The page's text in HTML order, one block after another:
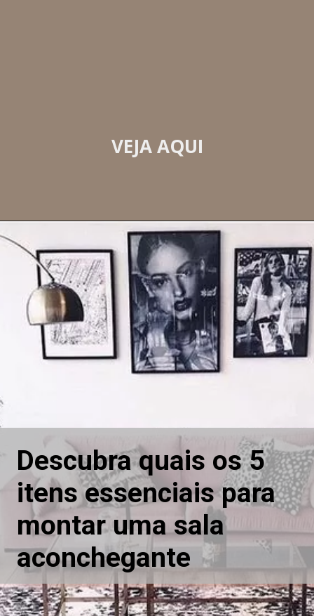
VEJA AQUI
Descubra quais os 5
itens essenciais para
montar uma sala
aconchegante